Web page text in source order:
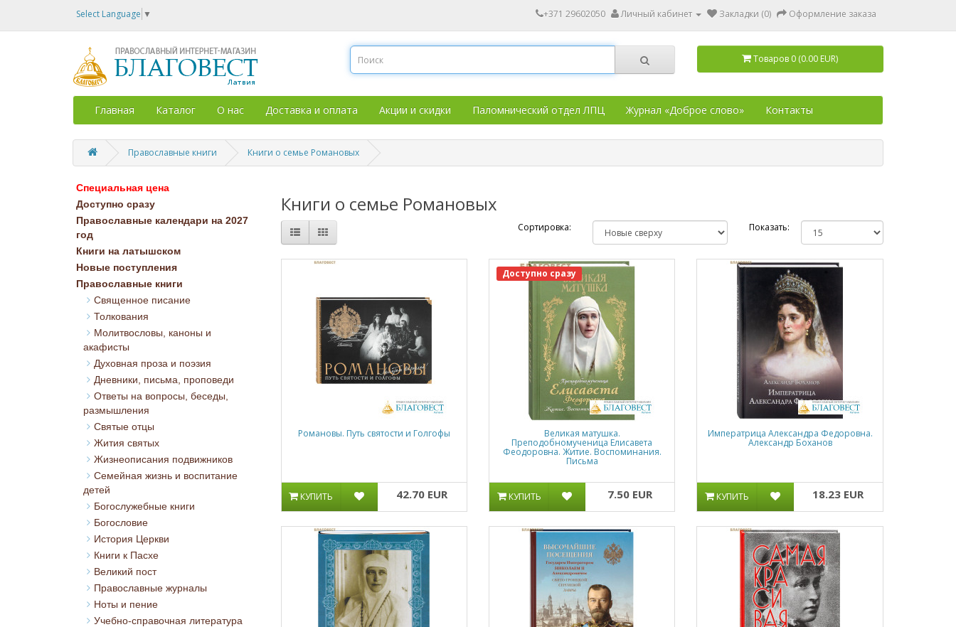
Select Language ▼ +371 29602050 Личный кабинет Закладки (0) Оформление заказа
Товаров 0 (0.00 EUR)
Главная Каталог О нас Доставка и оплата Акции и скидки Паломнический отдел ЛПЦ Журнал «Доброе слово» Контакты
Православные книги Книги о семье Романовых
Специальная цена
Доступно сразу
Православные календари на 2027
год
Книги на латышском
Новые поступления
Православные книги
Священное писание
Толкования
Молитвословы, каноны и
акафисты
Духовная проза и поэзия
Дневники, письма, проповеди
Ответы на вопросы, беседы,
размышления
Святые отцы
Жития святых
Жизнеописания подвижников
Семейная жизнь и воспитание
детей
Богослужебные книги
Богословие
История Церкви
Книги к Пасхе
Великий пост
Православные журналы
Ноты и пение
Учебно-справочная литература
Книги о семье Романовых
Сортировка: Показать:
Романовы. Путь святости и Голгофы
КУПИТЬ 42.70 EUR
Доступно сразу
Великая матушка.
Преподобномученица Елисавета
Феодоровна. Житие. Воспоминания.
Письма
КУПИТЬ 7.50 EUR
Императрица Александра Федоровна.
Александр Боханов
КУПИТЬ 18.23 EUR